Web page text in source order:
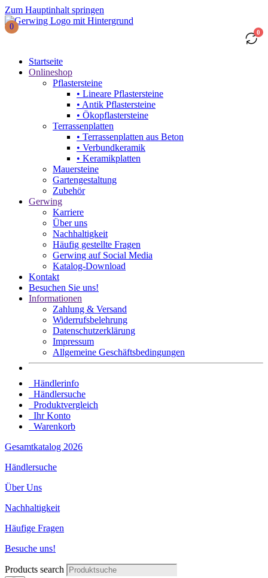
Zum Hauptinhalt springen
0
0
Startseite
Onlineshop
Pflastersteine
• Lineare Pflastersteine
• Antik Pflastersteine
• Ökopflastersteine
Terrassenplatten
• Terrassenplatten aus Beton
• Verbundkeramik
• Keramikplatten
Mauersteine
Gartengestaltung
Zubehör
Gerwing
Karriere
Über uns
Nachhaltigkeit
Häufig gestellte Fragen
Gerwing auf Social Media
Katalog-Download
Kontakt
Besuchen Sie uns!
Informationen
Zahlung & Versand
Widerrufsbelehrung
Datenschutz­erklärung
Impressum
Allgemeine Geschäftsbedingungen
Händlerinfo
Händlersuche
Produktvergleich
Ihr Konto
Warenkorb
Gesamtkatalog 2026
Händlersuche
Über Uns
Nachhaltigkeit
Häufige Fragen
Besuche uns!
Products search